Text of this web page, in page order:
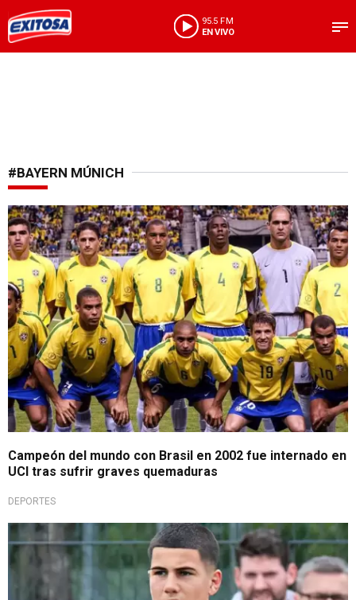
95.5 FM
EN VIVO
#BAYERN MÚNICH
Una lástima
Campeón del mundo con Brasil en 2002 fue internado en
UCI tras sufrir graves quemaduras
DEPORTES
Cambia de bando